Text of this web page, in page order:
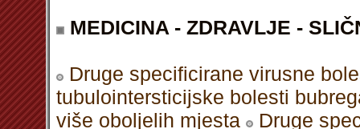
MEDICINA - ZDRAVLJE -
Druge specificirane virusne
tubulointersticijske bolesti
više oboljelih mjesta
Druge